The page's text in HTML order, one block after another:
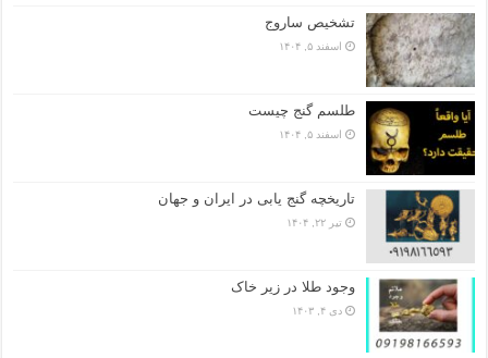
تشخیص ساروج
اسفند ۵, ۱۴۰۴
طلسم گنج چیست
اسفند ۵, ۱۴۰۴
تاریخچه گنج‌ یابی در ایران و جهان
تیر ۲۲, ۱۴۰۴
وجود طلا در زیر خاک
دی ۴, ۱۴۰۳